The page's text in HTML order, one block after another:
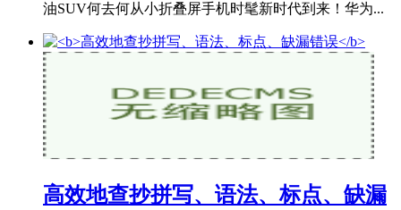
油SUV何去何从小折叠屏手机时髦新时代到来！华为...
高效地查抄拼写、语法、标点、缺漏